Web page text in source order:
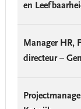
en
Manager HR,
directeur –